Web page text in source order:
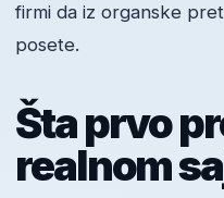
firmi da iz organske
posete.
Šta prvo
realnom